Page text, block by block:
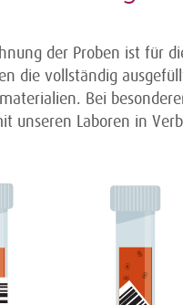
der Proben ist für
die vollständig
Bei
unseren Laboren in